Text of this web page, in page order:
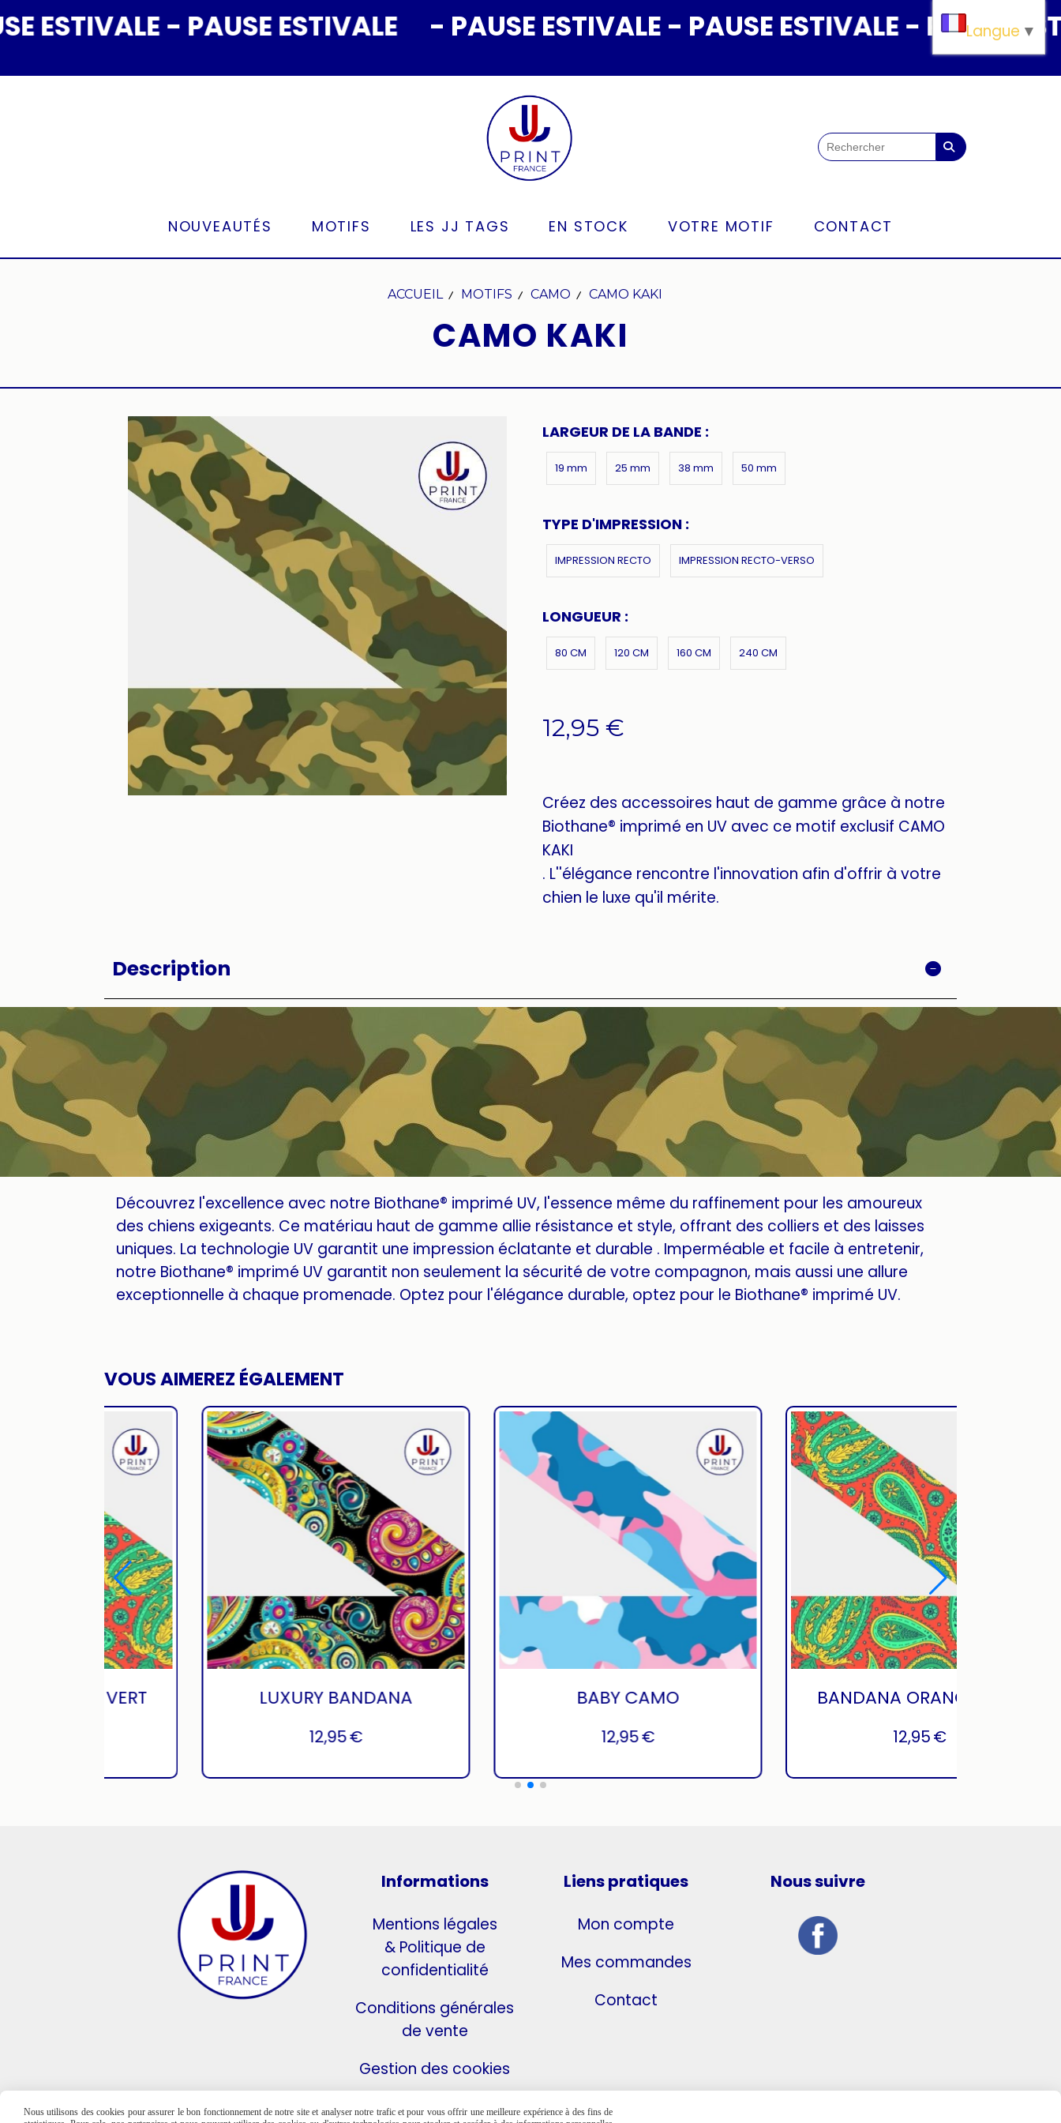
- PAUSE ESTIVALE - PAUSE ESTIVALE - PAUSE ESTIVALE - PAUSE
NOUVEAUTÉS MOTIFS LES JJ TAGS EN STOCK VOTRE MOTIF CONTACT
ACCUEIL MOTIFS CAMO CAMO KAKI
CAMO KAKI
LARGEUR DE LA BANDE :
19 mm 25 mm 38 mm 50 mm
TYPE D'IMPRESSION :
IMPRESSION RECTO IMPRESSION RECTO-VERSO
LONGUEUR :
80 CM 120 CM 160 CM 240 CM
12,95 €
Créez des accessoires haut de gamme grâce à notre
Biothane® imprimé en UV avec ce motif exclusif CAMO
KAKI
. L''élégance rencontre l'innovation afin d'offrir à votre
chien le luxe qu'il mérite.
Description
Découvrez l'excellence avec notre Biothane® imprimé UV, l'essence même du raffinement pour les amoureux
des chiens exigeants. Ce matériau haut de gamme allie résistance et style, offrant des colliers et des laisses
uniques. La technologie UV garantit une impression éclatante et durable . Imperméable et facile à entretenir,
notre Biothane® imprimé UV garantit non seulement la sécurité de votre compagnon, mais aussi une allure
exceptionnelle à chaque promenade. Optez pour l'élégance durable, optez pour le Biothane® imprimé UV.
VOUS AIMEREZ ÉGALEMENT
BANDANA ORANGE VERT LUXURY BANDANA BABY CAMO
Informations
Mentions légales
& Politique de
confidentialité
Conditions générales
de vente
Gestion des cookies
Liens pratiques
Mon compte
Mes commandes
Contact
Nous suivre
Langue ▼
Nous utilisons des cookies pour assurer le bon fonctionnement de notre site et analyser notre trafic et pour vous offrir une meilleure expérience à des fins de